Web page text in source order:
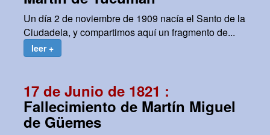
Un día 2 de noviembre de 1909 nacía el Santo de la
Ciudadela, y compartimos aquí un fragmento de...
leer +
17 de Junio de 1821 :
Fallecimiento de Martín Miguel
de Güemes